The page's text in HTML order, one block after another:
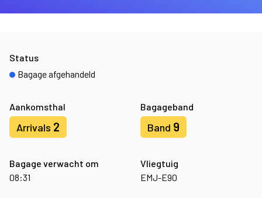
Aankomsthal
Arrivals 2
Bagageband
Band 9
Bagage verwacht om
08:31
Vliegtuig
EMJ-E90
Status
Bagage afgehandeld